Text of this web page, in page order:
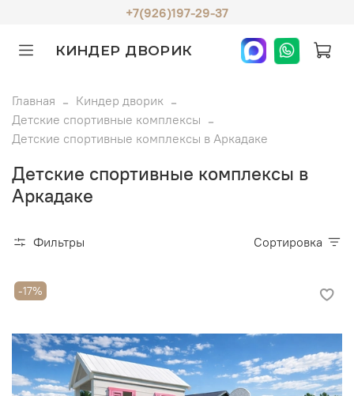
+7(926)197-29-37
КИНДЕР ДВОРИК
Главная
Киндер дворик
Детские спортивные комплексы
Детские спортивные комплексы в Аркадаке
Детские спортивные комплексы в
Аркадаке
Фильтры Сортировка
-17%